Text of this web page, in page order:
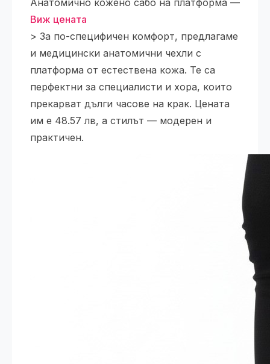
Анатомично кожено сабо на платформа —
Виж цената
> За по-специфичен комфорт, предлагаме
и медицински анатомични чехли с
платформа от естествена кожа. Те са
перфектни за специалисти и хора, които
прекарват дълги часове на крак. Цената
им е 48.57 лв, а стилът — модерен и
практичен.